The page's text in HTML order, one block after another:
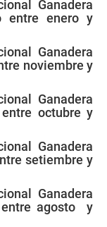
Ganadera
entre enero y
Ganadera
noviembre y
Ganadera
octubre y
Ganadera
setiembre y
Ganadera
entre agosto y